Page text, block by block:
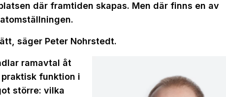
där framtiden skapas. Men där finns en av
säger Peter Nohrstedt.
ramavtal åt
praktisk funktion i
större: vilka